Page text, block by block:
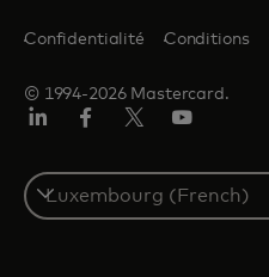
© 1994-2026 Mastercard.
Confidentialité Conditions
Select
a
country